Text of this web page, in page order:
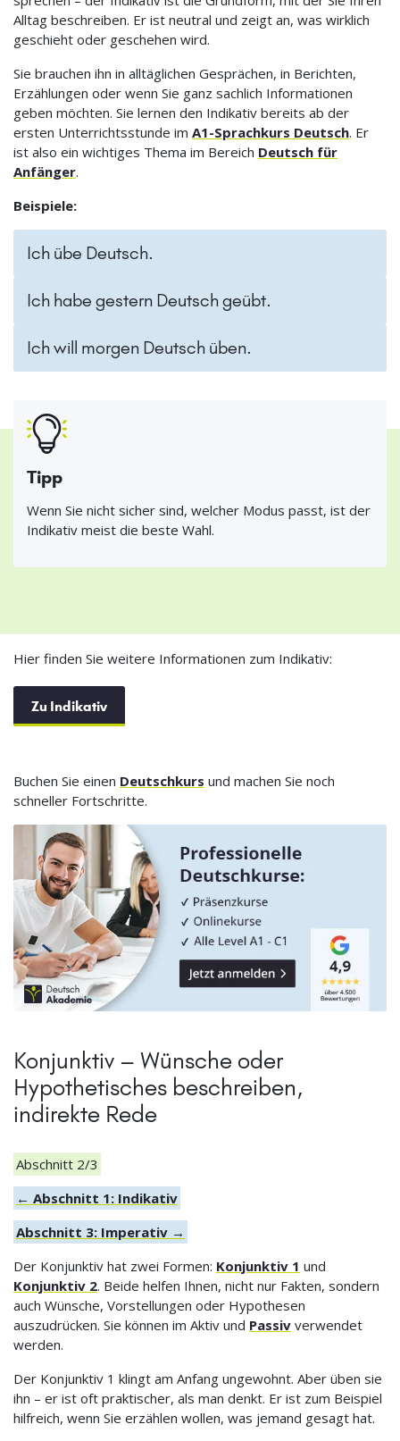
Alltag beschreiben. Er ist neutral und zeigt an, was wirklich
geschieht oder geschehen wird.
Sie brauchen ihn in alltäglichen Gesprächen, in Berichten,
Erzählungen oder wenn Sie ganz sachlich Informationen
geben möchten. Sie lernen den Indikativ bereits ab der
ersten Unterrichtsstunde im A1-Sprachkurs Deutsch. Er
ist also ein wichtiges Thema im Bereich Deutsch für
Anfänger.
Beispiele:
Ich übe Deutsch.
Ich habe gestern Deutsch geübt.
Ich will morgen Deutsch üben.
Tipp
Wenn Sie nicht sicher sind, welcher Modus passt, ist der
Indikativ meist die beste Wahl.
Hier finden Sie weitere Informationen zum Indikativ:
Zu Indikativ
Buchen Sie einen Deutschkurs und machen Sie noch
schneller Fortschritte.
Konjunktiv – Wünsche oder
Hypothetisches beschreiben,
indirekte Rede
Abschnitt 2/3
← Abschnitt 1: Indikativ
Abschnitt 3: Imperativ →
Der Konjunktiv hat zwei Formen: Konjunktiv 1 und
Konjunktiv 2. Beide helfen Ihnen, nicht nur Fakten, sondern
auch Wünsche, Vorstellungen oder Hypothesen
auszudrücken. Sie können im Aktiv und Passiv verwendet
werden.
Der Konjunktiv 1 klingt am Anfang ungewohnt. Aber üben sie
ihn – er ist oft praktischer, als man denkt. Er ist zum Beispiel
hilfreich, wenn Sie erzählen wollen, was jemand gesagt hat.